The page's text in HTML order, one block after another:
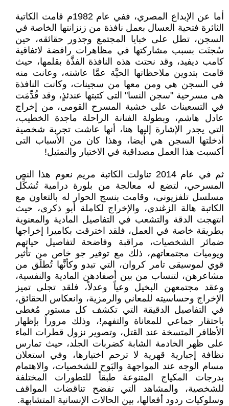
أما عن الإبداع المصري، ففي عام 1982م قامت الكاتبة
الثائرة فتحية العسال بعمل نافذة من زنزانتها الخاصة في
السجن، تطل على خبايا المجتمع وجذور حقائقه، حين
سُجنَت بسبب مشاركتها في مظاهرات رافضة لاتفاقية
كامب ديفيد، وقد نحتت هذه النافذة الفذَّة بقلمها، حيث
قامت بتدوين ملاحظاتها الحيَّة عمَّا عاشته، وعانت منه
في السجن هي ومن معها من سجينات، وكانت النافذة
هى مسرحية "سجن النسا" التى كتبتها عندئذٍ، وقد قُدِّمَت
في التسعينات على خشبة المسرح القومى، من إخراج
عادل هاشم، وبطولة الفنانة الراحلة ماجدة الخطيب،
التي يجدر الإشارة إليها هنا، أنها عاشت تجربة شخصية
أدخلتها السجن هي أيضا، وهذا كان من الأسباب التى
أكسبت هذا العمل مصداقية في الاختيار والتمثيل!
ثم في عام 2014 تناولت الكاتبة مريم نعوم هذا النص
المسرحي، لتضع له معالجة من بلورة درامية تُشكِّل
مسلسل تلفزيونى، وقامت بنسج الحوار له بالتعاون مع
الكاتبة هالة الزغندي، والإخراج لكاملة أبو ذكرى، حيث
انتهجت الدقة والتشعب في التفاصيل المادية والمعنوية
بطريقة خاصة في العمل، فلقد اخترقت بكاميرا إخراجها
ضمائر الشخصيات، مراقبة وفاضحة لتفاصيل حياتهم
ويوميات مجتمعاتهم، ذلك مع توفير جو خاص من تأثير
قوي لموسيقى تامر كروان، التي تبدو وكأنَّها تُطلَق من
مشاعرهن، لتنساب من بين أصفادهن المادية والنفسية،
وعقد مجتمعهن البخيل وعياً وعدلاً، فلقد تجلى تميز
الإخراج وحساسيته للمعاني والرمزية، وانعكاس الحقائق،
في التفاصيل الدقيقة التي تكشف كل مستور مُغطى
باحتقار جماعي للمعاناة والتفهم!، وذلك مروراً بإظهار
الأظافر المتسخة عند القتل، وتصوير نزول قطرات الماء
على ظهر الخادمة الشابة كضربات الجلد، حيث تمارس
نظافة إجبارية قهرية لا ترحم اختيارها، وفي استعلان
مسام الوجه عند المواجهة والبَوح للشخصيات، والاهتمام
بدرجات المكياج المتنوعة طبقاً للتطورات المختلفة
للشخصية، والمشاهد التي تفضح تناقضات المواقف
وسلوكيات ردود أفعالها، بين الحالات الإنسانية المتشابهة.